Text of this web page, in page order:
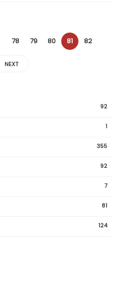
78 79 80 81 82
NEXT
92
1
355
92
7
81
124